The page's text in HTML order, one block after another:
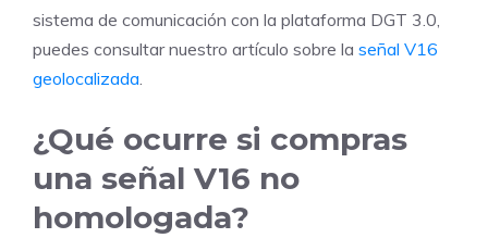
sistema de comunicación con la plataforma DGT 3.0,
puedes consultar nuestro artículo sobre la señal V16
geolocalizada.
¿Qué ocurre si compras
una señal V16 no
homologada?